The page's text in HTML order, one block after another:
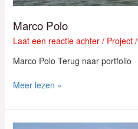
Marco Polo
Laat een reactie achter / Project/
Marco Polo Terug naar portfolio
Meer lezen »